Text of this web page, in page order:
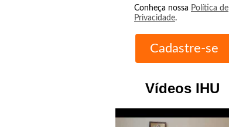
Conheça nossa Política de
Privacidade.
Vídeos IHU